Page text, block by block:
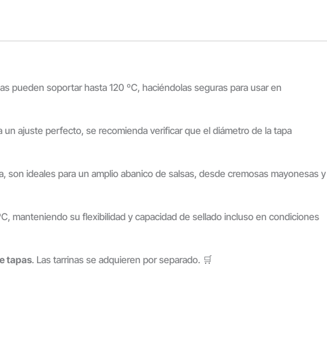
pueden soportar hasta 120 ºC, haciéndolas seguras para usar en
un ajuste perfecto, se recomienda verificar que el diámetro de la tapa
son ideales para un amplio abanico de salsas, desde cremosas mayonesas y
manteniendo su flexibilidad y capacidad de sellado incluso en condiciones
tapas. Las tarrinas se adquieren por separado. 🛒